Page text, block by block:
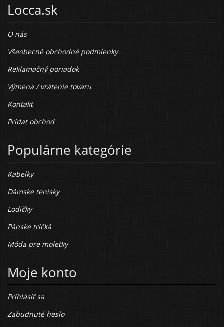
Locca.sk
O nás
Všeobecné obchodné podmienky
Reklamačný poriadok
Výmena / vrátenie tovaru
Kontakt
Pridať obchod
Populárne kategórie
Kabelky
Dámske tenisky
Lodičky
Pánske tričká
Móda pre moletky
Moje konto
Prihlásiť sa
Zabudnuté heslo